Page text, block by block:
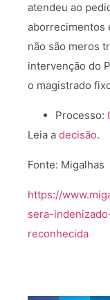
atendeu ao
aborrecimentos
não são meros
intervenção do
o magistrado
Processo:
Leia a decisão.
Fonte: Migalhas
https://
sera-
reconhecida